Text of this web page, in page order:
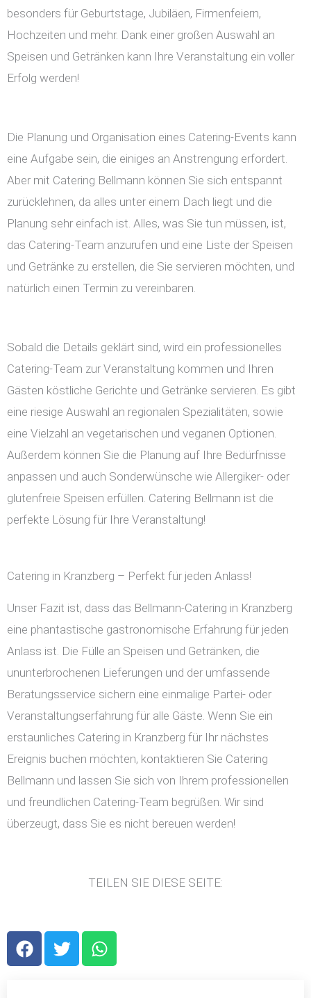
besonders für Geburtstage, Jubiläen, Firmenfeiern,
Hochzeiten und mehr. Dank einer großen Auswahl an
Speisen und Getränken kann Ihre Veranstaltung ein voller
Erfolg werden!
Die Planung und Organisation eines Catering-Events kann
eine Aufgabe sein, die einiges an Anstrengung erfordert.
Aber mit Catering Bellmann können Sie sich entspannt
zurücklehnen, da alles unter einem Dach liegt und die
Planung sehr einfach ist. Alles, was Sie tun müssen, ist,
das Catering-Team anzurufen und eine Liste der Speisen
und Getränke zu erstellen, die Sie servieren möchten, und
natürlich einen Termin zu vereinbaren.
Sobald die Details geklärt sind, wird ein professionelles
Catering-Team zur Veranstaltung kommen und Ihren
Gästen köstliche Gerichte und Getränke servieren. Es gibt
eine riesige Auswahl an regionalen Spezialitäten, sowie
eine Vielzahl an vegetarischen und veganen Optionen.
Außerdem können Sie die Planung auf Ihre Bedürfnisse
anpassen und auch Sonderwünsche wie Allergiker- oder
glutenfreie Speisen erfüllen. Catering Bellmann ist die
perfekte Lösung für Ihre Veranstaltung!
Catering in Kranzberg – Perfekt für jeden Anlass!
Unser Fazit ist, dass das Bellmann-Catering in Kranzberg
eine phantastische gastronomische Erfahrung für jeden
Anlass ist. Die Fülle an Speisen und Getränken, die
ununterbrochenen Lieferungen und der umfassende
Beratungsservice sichern eine einmalige Partei- oder
Veranstaltungserfahrung für alle Gäste. Wenn Sie ein
erstaunliches Catering in Kranzberg für Ihr nächstes
Ereignis buchen möchten, kontaktieren Sie Catering
Bellmann und lassen Sie sich von Ihrem professionellen
und freundlichen Catering-Team begrüßen. Wir sind
überzeugt, dass Sie es nicht bereuen werden!
TEILEN SIE DIESE SEITE:
F
a
T
w
W
h